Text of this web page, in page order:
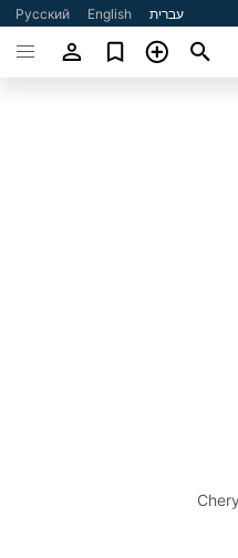
עברית English
Русский